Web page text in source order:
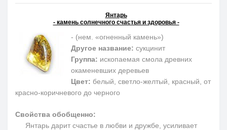
Янтарь
- камень солнечного счастья и здоровья -
- (нем. «огненный камень»)
Другое название: сукцинит
Группа: ископаемая смола древних
окаменевших деревьев
Цвет: белый, светло-желтый, красный, от
красно-коричневого до черного
Свойства обобщенно:
Янтарь дарит счастье в любви и дружбе, усиливает